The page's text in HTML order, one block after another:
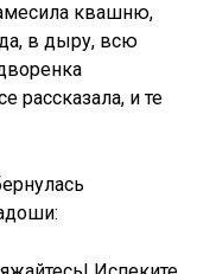
квашню,
в дыру, всю
рассказала, и те